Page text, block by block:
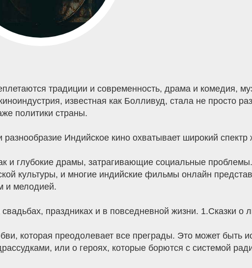
традиции и современность, драма и комедия,
известная как Болливуд, стала не просто
политики страны.
Индийское кино охватывает широкий
и глубокие драмы, затрагивающие социальные
культуры, и многие индийские фильмы онлайн
и мелодией.
праздниках и в повседневной жизни. 1.Сказки о
которая преодолевает все преграды. Это может быть
или о героях, которые борются с системой